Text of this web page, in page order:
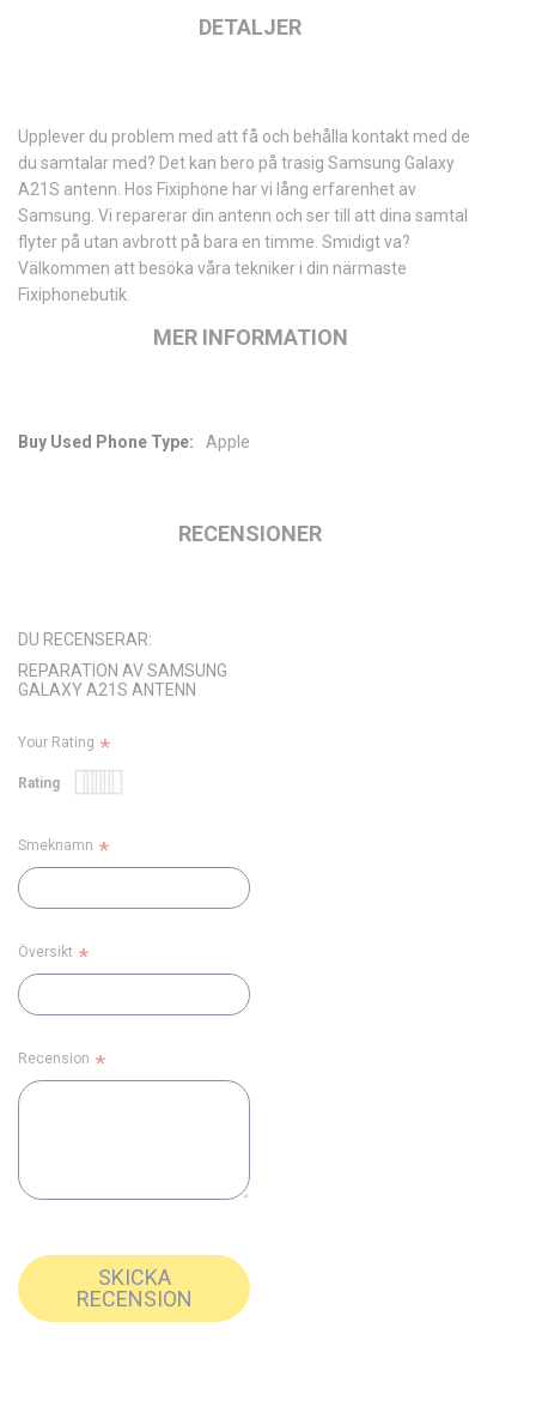
DETALJER
Upplever du problem med att få och behålla kontakt med de
du samtalar med? Det kan bero på trasig Samsung Galaxy
A21S antenn. Hos Fixiphone har vi lång erfarenhet av
Samsung. Vi reparerar din antenn och ser till att dina samtal
flyter på utan avbrott på bara en timme. Smidigt va?
Välkommen att besöka våra tekniker i din närmaste
Fixiphonebutik.
MER INFORMATION
Mer
Apple
RECENSIONER
DU RECENSERAR:
REPARATION AV SAMSUNG
GALAXY A21S ANTENN
Your Rating
Rating
star
stars
stars
stars
stars
Smeknamn
Översikt
Recension
SKICKA
RECENSION